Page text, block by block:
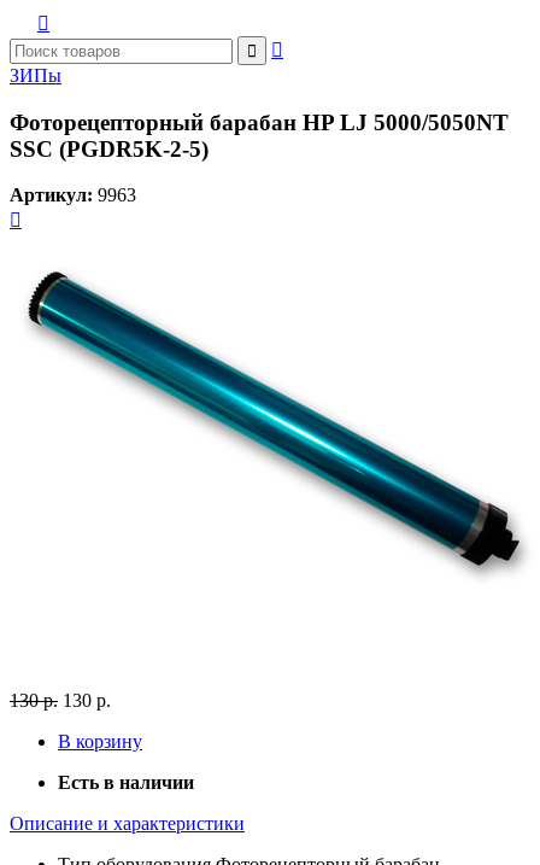



ЗИПы
Фоторецепторный барабан HP LJ 5000/5050NT
SSС (PGDR5K-2-5)
Артикул: 9963

130 р. 130 р.
В корзину
Есть в наличии
Описание и характеристики